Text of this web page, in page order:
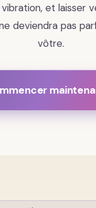
et laisser
deviendra pas
vôtre.